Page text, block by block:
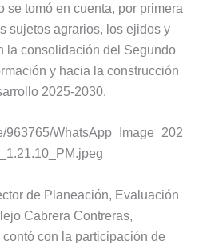
se tomó en cuenta, por primera
sujetos agrarios, los ejidos y
la consolidación del Segundo
y hacia la construcción
2025-2030.
de Planeación, Evaluación
Cabrera Contreras,
con la participación de